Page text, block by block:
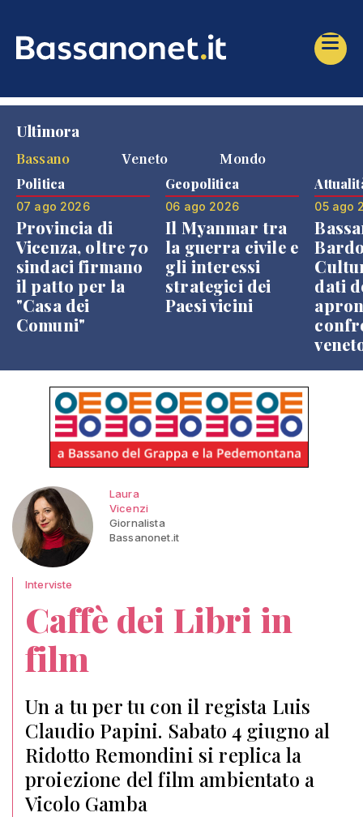
Ultimora
Bassano
Veneto Mondo
Politica
07 ago 2026
Provincia di
Vicenza, oltre 70
sindaci firmano
il patto per la
"Casa dei
Comuni"
Geopolitica
06 ago 2026
Il Myanmar tra
la guerra civile e
gli interessi
strategici dei
Paesi vicini
05 ago
dati
Laura
Vicenzi
Giornalista
Bassanonet.it
Interviste
Caffè dei Libri in
film
Un a tu per tu con il regista Luis
Claudio Papini. Sabato 4 giugno al
Ridotto Remondini si replica la
proiezione del film ambientato a
Vicolo Gamba